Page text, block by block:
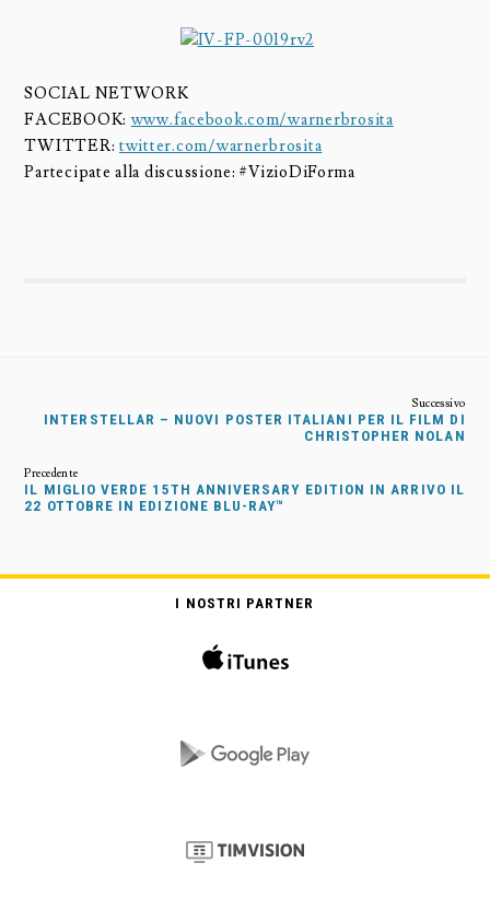
SOCIAL NETWORK
FACEBOOK:www.facebook.com/warnerbrosita
TWITTER:twitter.com/warnerbrosita
Partecipate alla discussione: #VizioDiForma
INTERSTELLAR – NUOVI POSTER ITALIANI PER IL FILM DI
CHRISTOPHER NOLAN
IL MIGLIO VERDE 15TH ANNIVERSARY EDITION IN ARRIVO IL
22 OTTOBRE IN EDIZIONE BLU-RAY™
I NOSTRI PARTNER